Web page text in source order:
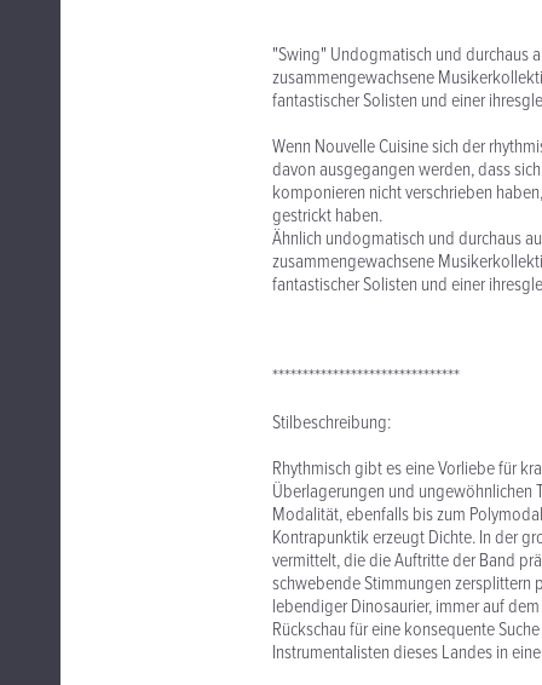
"Swing" Undogmatisch und durchaus
zusammengewachsene
fantastischer Solisten und einer
Wenn Nouvelle Cuisine sich der
davon ausgegangen werden, dass
komponieren nicht verschrieben
gestrickt haben.
Ähnlich undogmatisch und durchaus
zusammengewachsene
fantastischer Solisten und einer
*******************************
Stilbeschreibung:
Rhythmisch gibt es eine Vorliebe für
Überlagerungen und ungewöhnlichen
Modalität, ebenfalls bis zum
Kontrapunktik erzeugt Dichte. In der
vermittelt, die die Auftritte der Band
schwebende Stimmungen zersplittern
lebendiger Dinosaurier, immer auf
Rückschau für eine konsequente
Instrumentalisten dieses Landes in